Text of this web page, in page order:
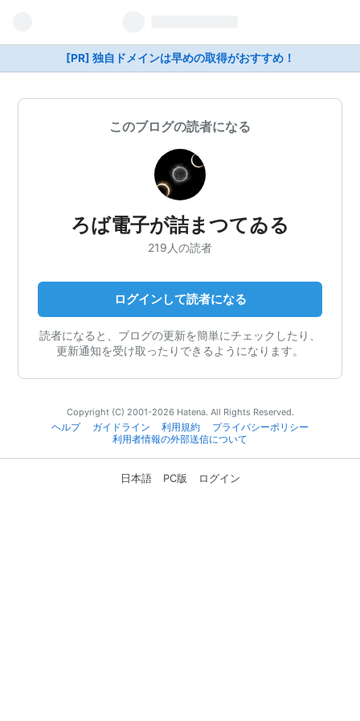
[PR] 独自ドメインは早めの取得がおすすめ！
このブログの読者になる
ろば電子が詰まつてゐる
219人の読者
ログインして読者になる
読者になると、ブログの更新を簡単にチェックしたり、
更新通知を受け取ったりできるようになります。
Copyright (C) 2001-2026 Hatena. All Rights Reserved.
ヘルプ
ガイドライン 利用規約
プライバシーポリシー
利用者情報の外部送信について
日本語 PC版 ログイン